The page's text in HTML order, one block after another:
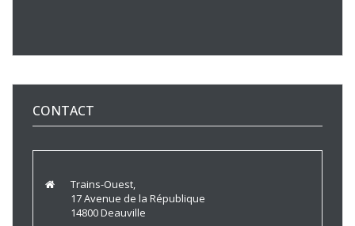
CONTACT
Trains-Ouest,
17 Avenue de la République
14800 Deauville